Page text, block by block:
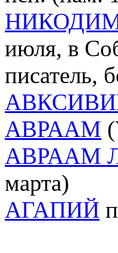
июля, в
писатель,
АВРААМ
АВРААМ
марта)
АГАПИЙ